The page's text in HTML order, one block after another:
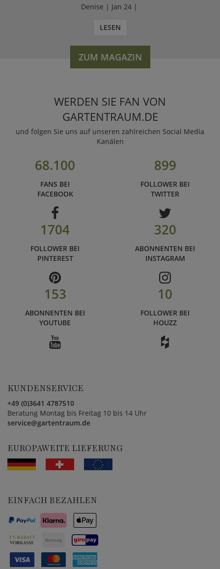
Denise | Jan 24 |
LESEN
ZUM MAGAZIN
WERDEN SIE FAN VON
GARTENTRAUM.DE
und folgen Sie uns auf unseren zahlreichen Social Media
Kanälen
68.100
FANS BEI
FACEBOOK
899
FOLLOWER BEI
TWITTER
1704
FOLLOWER BEI
PINTEREST
320
ABONNENTEN BEI
INSTAGRAM
153
ABONNENTEN BEI
YOUTUBE
10
FOLLOWER BEI
HOUZZ
KUNDENSERVICE
+49 (0)3641 4787510
Beratung Montag bis Freitag 10 bis 14 Uhr
service@gartentraum.de
EUROPAWEITE LIEFERUNG
EINFACH BEZAHLEN